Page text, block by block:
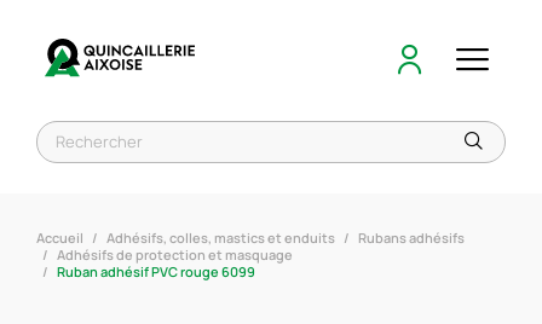
Accueil Adhésifs, colles, mastics et enduits
Rubans adhésifs
Adhésifs de protection et masquage
Ruban adhésif PVC rouge 6099